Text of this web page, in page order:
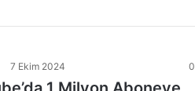
7 Ekim 2024 0